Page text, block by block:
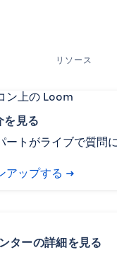
リソース
を見る
ートがライブで質問
アップする
ターの詳細を見る